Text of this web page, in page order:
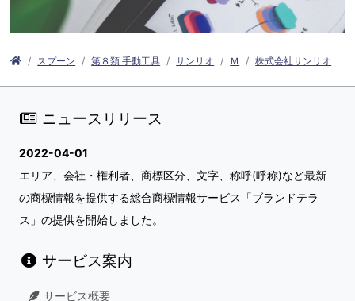
スプーン 第８類 手動工具 サンリオ Ｍ 株式会社サンリオ
ニュースリリース
2022-04-01
エリア、会社・権利者、商標区分、文字、称呼(呼称)など最新
の商標情報を提供する総合商標情報サービス「ブランドテラ
ス」の提供を開始しました。
サービス案内
サービス概要